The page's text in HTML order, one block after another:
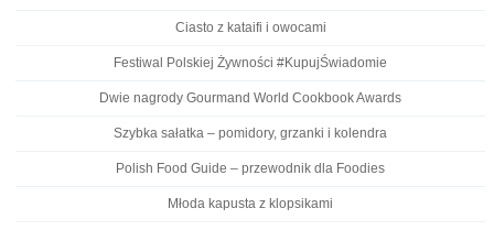
Ciasto z kataifi i owocami
Festiwal Polskiej Żywności #KupujŚwiadomie
Dwie nagrody Gourmand World Cookbook Awards
Szybka sałatka – pomidory, grzanki i kolendra
Polish Food Guide – przewodnik dla Foodies
Młoda kapusta z klopsikami